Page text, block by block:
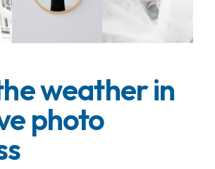
weather in
photo